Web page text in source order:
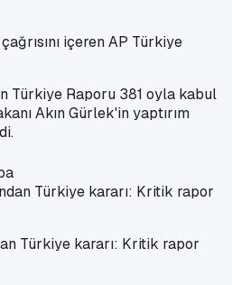
içeren AP Türkiye
Türkiye Raporu 381 oyla kabul
Akın Gürlek'in yaptırım
Türkiye kararı: Kritik rapor